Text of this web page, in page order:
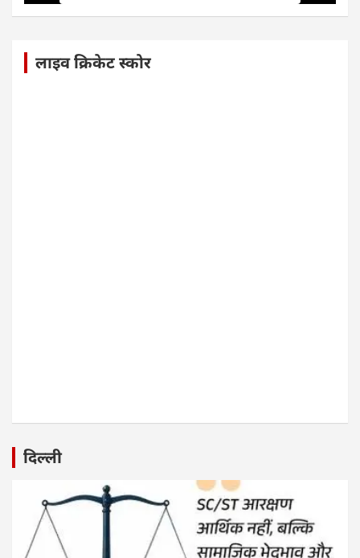
लाइव क्रिकेट स्कोर
दिल्ली